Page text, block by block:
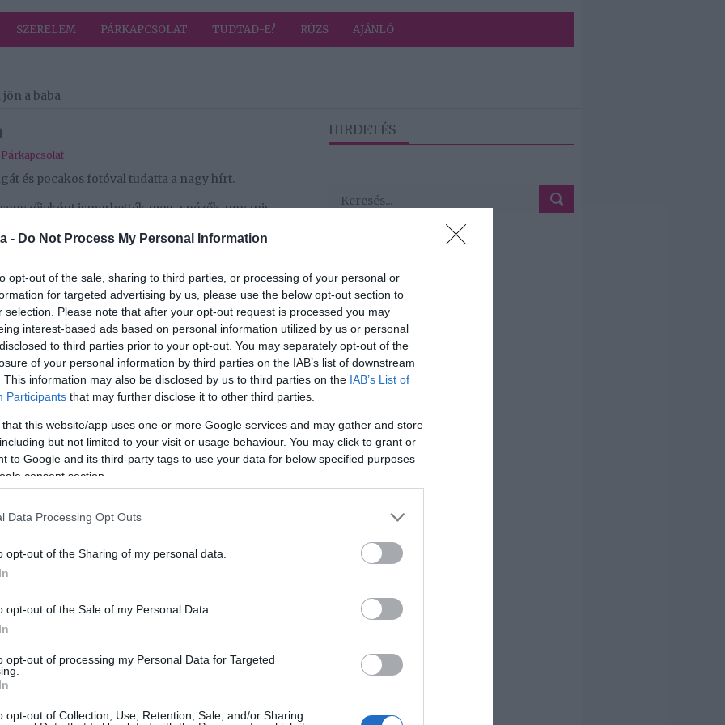
- Do Not Process My Personal Information
opt-out of the sale, sharing to third parties, or processing of your personal or
for targeted advertising by us, please use the below opt-out section to
selection. Please note that after your opt-out request is processed you may
interest-based ads based on personal information utilized by us or personal
to third parties prior to your opt-out. You may separately opt-out of the
of your personal information by third parties on the IAB’s list of downstream
This information may also be disclosed by us to third parties on the IAB’s List of
Participants that may further disclose it to other third parties.
that this website/app uses one or more Google services and may gather and store
but not limited to your visit or usage behaviour. You may click to grant or
to Google and its third-party tags to use your data for below specified purposes
consent section.
Data Processing Opt Outs
opt-out of the Sharing of my personal data.
opt-out of the Sale of my Personal Data.
opt-out of processing my Personal Data for Targeted
opt-out of Collection, Use, Retention, Sale, and/or Sharing
SZERELEM PÁRKAPCSOLAT TUDTAD-E? RÚZS AJÁNLÓ
a baba
Párkapcsolat
és pocakos fotóval tudatta a nagy hírt.
ismerhették meg a nézők, ugyanis
legnagyobb kalandjába. A fiatal lányt bár
hogy jól fog szerepelni a műsorban. Dorci
itthon hagyja, ugyanis nagyon szoros a
bármit megadnék, és akik mindennél többet
a legjobban, feltétel nélkül szeretek. Akikre mindig
örömömet, bánatomat. Akikkel
Akikben vakon megbízhatok. Akikre tiszta
korábban róluk.
megszólalásig hasonlítanak egymásra. Bár a
néha-néha kitesz egy közös fotót vele. Hiába van
mintha ikrek lennének, hiszen mindketten
posztot tett közzé Tamival, akivel egy óriási
lesz, azaz a testvére kisbabát hord a szíve
osztotta meg boldogan.
HIRDETÉS